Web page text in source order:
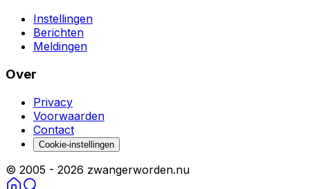
Instellingen
Berichten
Meldingen
Over
Privacy
Voorwaarden
Contact
Cookie-instellingen
© 2005 - 2026 zwangerworden.nu